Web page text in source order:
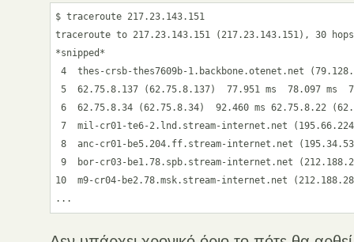
$ traceroute 217.23.143.151
traceroute to 217.23.143.151 (217.23.143.151), 30
*snipped*
4  thes-crsb-thes7609b-1.backbone.otenet.net
5  62.75.8.137 (62.75.8.137)  77.951 ms  78.097 ms
6  62.75.8.34 (62.75.8.34)  92.460 ms 62.75.8.22
7  mil-cr01-te6-2.lnd.stream-internet.net
8  anc-cr01-be5.204.ff.stream-internet.net
9  bor-cr03-be1.78.spb.stream-internet.net
10  m9-cr04-be2.78.msk.stream-internet.net